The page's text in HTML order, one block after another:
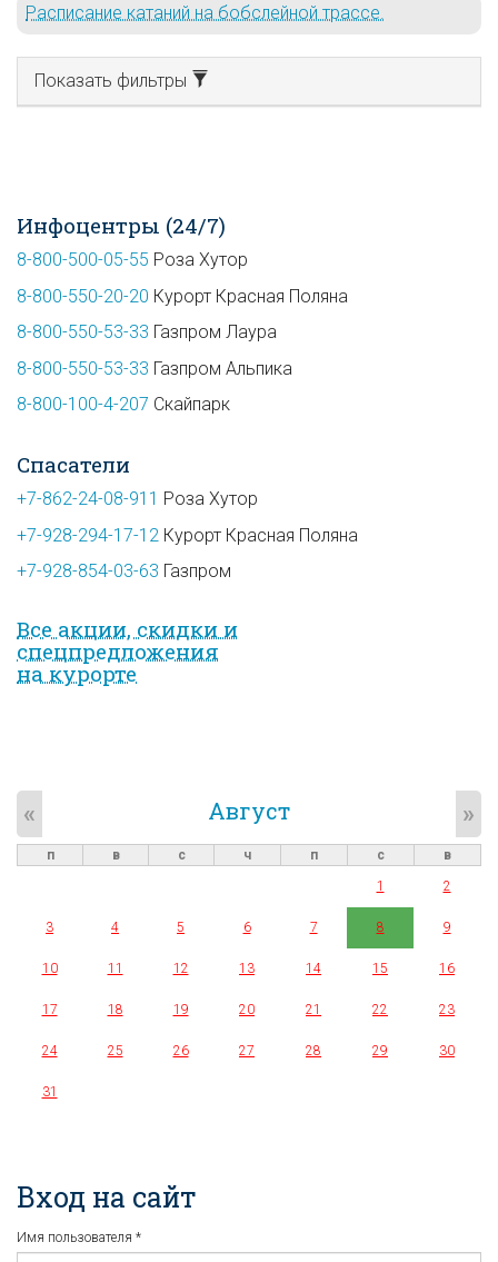
Расписание катаний на бобслейной трассе.
Показать фильтры
Инфоцентры (24/7)
8-800-500-05-55 Роза Хутор
8-800-550-20-20 Курорт Красная Поляна
8-800-550-53-33 Газпром Лаура
8-800-550-53-33 Газпром Альпика
8-800-100-4-207 Скайпарк
Спасатели
+7-862-24-08-911 Роза Хутор
+7-928-294-17-12 Курорт Красная Поляна
+7-928-854-03-63 Газпром
Все акции, скидки и
спец­предложе­ния
на курорте
Август
« »
п в с ч п с
в
1
2
3 4 5 6 7 8 9
10 11 12 13 14 15 16
17 18 19 20 21 22 23
24 25 26 27 28 29 30
31
Вход на сайт
Имя пользователя *